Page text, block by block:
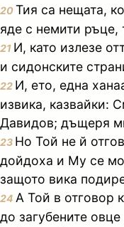
20Тия са нещата,
яде с немити ръце,
21 И, като излезе
и сидонските
22 И, ето, една
извика, казвайки:
Давидов; дъщеря
23 Но Той не й
дойдоха и Му се
защото вика
24 А Той в отговор
до загубените